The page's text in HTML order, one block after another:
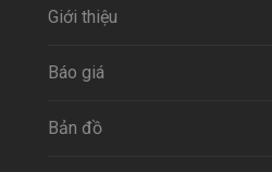
Giới thiệu
Báo giá
Bản đồ